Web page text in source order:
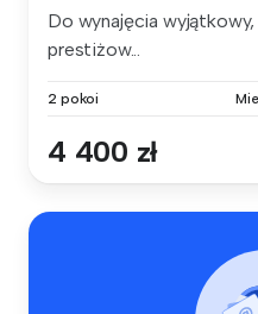
Do wynajęcia
prestiżow...
2 pokoi
4 400 zł